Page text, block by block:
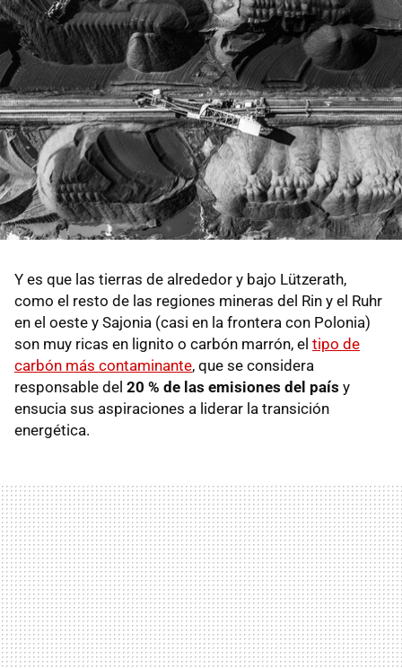
Y es que las tierras de alrededor y bajo Lützerath,
como el resto de las regiones mineras del Rin y el Ruhr
en el oeste y Sajonia (casi en la frontera con Polonia)
son muy ricas en lignito o carbón marrón, el tipo de
carbón más contaminante, que se considera
responsable del 20 % de las emisiones del país y
ensucia sus aspiraciones a liderar la transición
energética.